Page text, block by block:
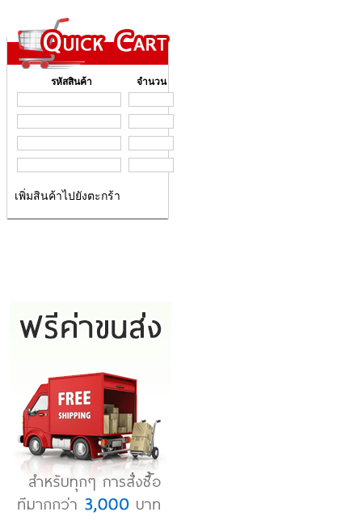
รหัสสินค้า จำนวน
เพิ่มสินค้าไปยังตะกร้า